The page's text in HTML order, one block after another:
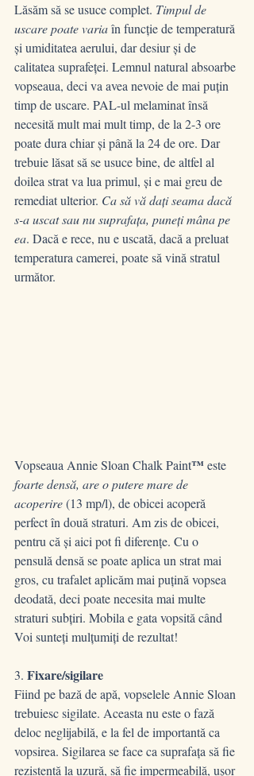
Lăsăm să se usuce complet. Timpul de
uscare poate varia în funcție de temperatură
și umiditatea aerului, dar desiur și de
calitatea suprafeței. Lemnul natural absoarbe
vopseaua, deci va avea nevoie de mai puțin
timp de uscare. PAL-ul melaminat însă
necesită mult mai mult timp, de la 2-3 ore
poate dura chiar și până la 24 de ore. Dar
trebuie lăsat să se usuce bine, de altfel al
doilea strat va lua primul, și e mai greu de
remediat ulterior. Ca să vă dați seama dacă
s-a uscat sau nu suprafața, puneți mâna pe
ea. Dacă e rece, nu e uscată, dacă a preluat
temperatura camerei, poate să vină stratul
următor.
Vopseaua Annie Sloan Chalk Paint™ este
foarte densă, are o putere mare de
acoperire (13 mp/l), de obicei acoperă
perfect în două straturi. Am zis de obicei,
pentru că și aici pot fi diferențe. Cu o
pensulă densă se poate aplica un strat mai
gros, cu trafalet aplicăm mai puțină vopsea
deodată, deci poate necesita mai multe
straturi subțiri. Mobila e gata vopsită când
Voi sunteți mulțumiți de rezultat!
3. Fixare/sigilare
Fiind pe bază de apă, vopselele Annie Sloan
trebuiesc sigilate. Aceasta nu este o fază
deloc neglijabilă, e la fel de importantă ca
vopsirea. Sigilarea se face ca suprafața să fie
rezistentă la uzură, să fie impermeabilă, ușor